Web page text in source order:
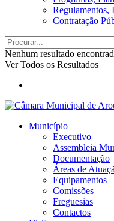
Regulamentos,
Contratação
Nenhum resultado
Ver Todos os Resultados
Município
Executivo
Assembleia
Documentação
Áreas de
Equipamentos
Comissões
Freguesias
Contactos